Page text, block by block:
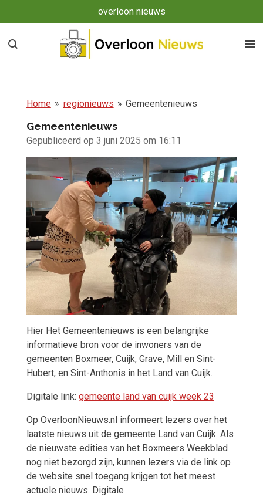
direct
naar
overloon nieuws
Home » regionieuws » Gemeentenieuws
Gemeentenieuws
Gepubliceerd op 3 juni 2025 om 16:11
Hier Het Gemeentenieuws is een belangrijke
informatieve bron voor de inwoners van de
gemeenten Boxmeer, Cuijk, Grave, Mill en Sint-
Hubert, en Sint-Anthonis in het Land van Cuijk.
Digitale link: gemeente land van cuijk week 23
Op OverloonNieuws.nl informeert lezers over het
laatste nieuws uit de gemeente Land van Cuijk. Als
de nieuwste edities van het Boxmeers Weekblad
nog niet bezorgd zijn, kunnen lezers via de link op
de website snel toegang krijgen tot het meest
actuele nieuws. Digitale